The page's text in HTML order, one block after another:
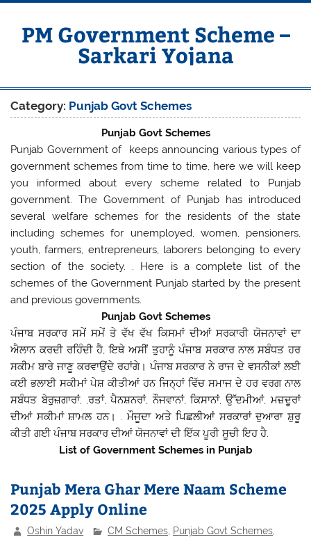
Skip
contentPM Government Scheme –
Sarkari Yojana
Category: Punjab Govt Schemes
Punjab Govt Schemes
Punjab Government of keeps announcing various types of
government schemes from time to time, here we will keep
you informed about every scheme related to Punjab
government. The Government of Punjab has introduced
several welfare schemes for the residents of the state
including schemes for unemployed, women, pensioners,
youth, farmers, entrepreneurs, laborers belonging to every
section of the society. . Here is a complete list of the
schemes of the Government Punjab started by the present
and previous governments.
Punjab Govt Schemes
ਪੰਜਾਬ ਸਰਕਾਰ ਸਮੇਂ ਸਮੇਂ ਤੇ ਵੱਖ ਵੱਖ ਕਿਸਮਾਂ ਦੀਆਂ ਸਰਕਾਰੀ ਯੋਜਨਾਵਾਂ ਦਾ
ਐਲਾਨ ਕਰਦੀ ਰਹਿੰਦੀ ਹੈ, ਇਥੇ ਅਸੀਂ ਤੁਹਾਨੂੰ ਪੰਜਾਬ ਸਰਕਾਰ ਨਾਲ ਸਬੰਧਤ ਹਰ
ਸਕੀਮ ਬਾਰੇ ਜਾਣੂ ਕਰਵਾਉਂਦੇ ਰਹਾਂਗੇ। ਪੰਜਾਬ ਸਰਕਾਰ ਨੇ ਰਾਜ ਦੇ ਵਸਨੀਕਾਂ ਲਈ
ਕਈ ਭਲਾਈ ਸਕੀਮਾਂ ਪੇਸ਼ ਕੀਤੀਆਂ ਹਨ ਜਿਨ੍ਹਾਂ ਵਿੱਚ ਸਮਾਜ ਦੇ ਹਰ ਵਰਗ ਨਾਲ
ਸਬੰਧਤ ਬੇਰੁਜ਼ਗਾਰਾਂ, ,ਰਤਾਂ, ਪੈਨਸ਼ਨਰਾਂ, ਨੌਜਵਾਨਾਂ, ਕਿਸਾਨਾਂ, ਉੱਦਮੀਆਂ, ਮਜ਼ਦੂਰਾਂ
ਦੀਆਂ ਸਕੀਮਾਂ ਸ਼ਾਮਲ ਹਨ। . ਮੌਜੂਦਾ ਅਤੇ ਪਿਛਲੀਆਂ ਸਰਕਾਰਾਂ ਦੁਆਰਾ ਸ਼ੁਰੂ
ਕੀਤੀ ਗਈ ਪੰਜਾਬ ਸਰਕਾਰ ਦੀਆਂ ਯੋਜਨਾਵਾਂ ਦੀ ਇੱਕ ਪੂਰੀ ਸੂਚੀ ਇਹ ਹੈ.
List of Government Schemes in Punjab
Punjab Mera Ghar Mere Naam Scheme
2025 Apply Online
Oshin Yadav CM Schemes Punjab Govt Schemes